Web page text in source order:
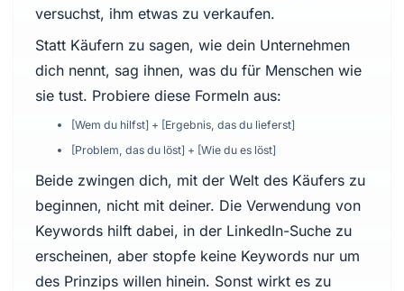
versuchst, ihm etwas zu verkaufen.
Statt Käufern zu sagen, wie dein Unternehmen
dich nennt, sag ihnen, was du für Menschen wie
sie tust. Probiere diese Formeln aus:
[Wem du hilfst] + [Ergebnis, das du lieferst]
[Problem, das du löst] + [Wie du es löst]
Beide zwingen dich, mit der Welt des Käufers zu
beginnen, nicht mit deiner. Die Verwendung von
Keywords hilft dabei, in der LinkedIn-Suche zu
erscheinen, aber stopfe keine Keywords nur um
des Prinzips willen hinein. Sonst wirkt es zu